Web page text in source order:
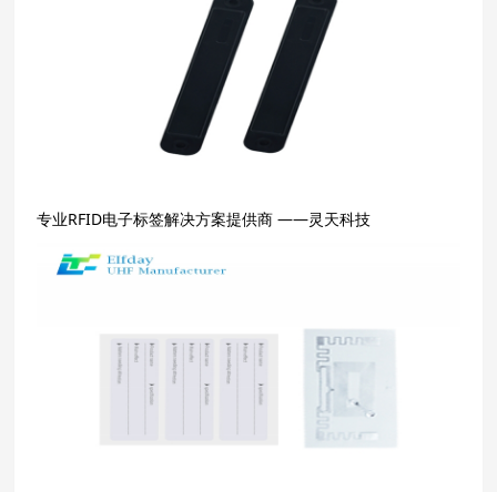
专业RFID电子标签解决方案提供商 ——灵天科技